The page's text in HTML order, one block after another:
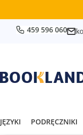
JĘZYKI PODRĘCZNIKI